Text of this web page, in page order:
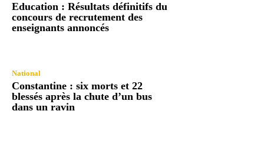
Education : Résultats définitifs du
concours de recrutement des
enseignants annoncés
National
Constantine : six morts et 22
blessés après la chute d’un bus
dans un ravin